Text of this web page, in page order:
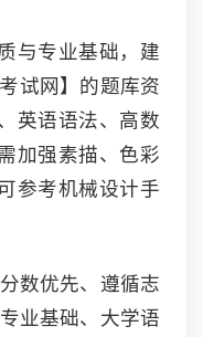
与专业基础，建
试网】的题库资
英语语法、高数
加强素描、色彩
参考机械设计手
数优先、遵循志
业基础、大学语